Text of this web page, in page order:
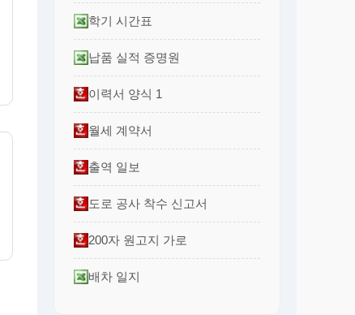
학기 시간표
납품 실적 증명원
이력서 양식 1
월세 계약서
출역 일보
도로 공사 착수 신고서
200자 원고지 가로
배차 일지